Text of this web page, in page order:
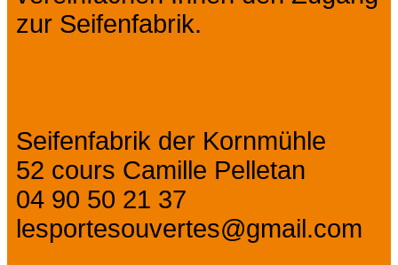
zur Seifenfabrik.
Seifenfabrik der Kornmühle
52 cours Camille Pelletan
04 90 50 21 37
lesportesouvertes@gmail.com